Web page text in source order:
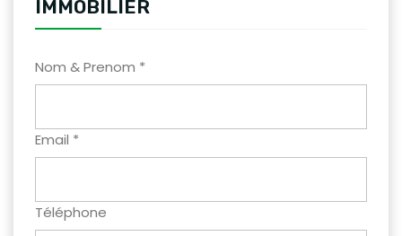
IMMOBILIER
Nom & Prenom *
Email *
Téléphone